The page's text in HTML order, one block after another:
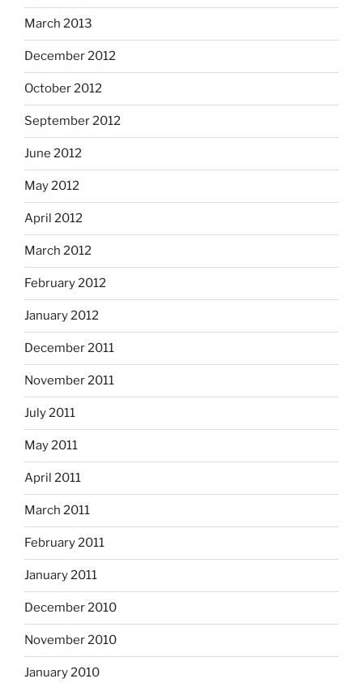
March 2013
December 2012
October 2012
September 2012
June 2012
May 2012
April 2012
March 2012
February 2012
January 2012
December 2011
November 2011
July 2011
May 2011
April 2011
March 2011
February 2011
January 2011
December 2010
November 2010
January 2010